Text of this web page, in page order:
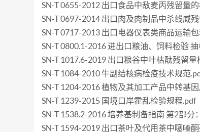
SN-T 0655-2012 出口食品中敌麦丙残留量
SN-T 0697-2014 出口肉及肉制品中杀线威
SN-T 0717-2013 出口电器仪表类商品运输
SN-T 0800.1-2016 进出口粮油、饲料检验
SN-T 1017.6-2019 出口粮谷中叶枯酞残留量
SN-T 1084-2010 牛副结核病检疫技术规范
SN-T 1204-2016 植物及其加工产品中转基
SN-T 1239-2015 国境口岸霍乱检验规程.pdf
SN-T 1538.2-2016 培养基制备指南 第2部
SN-T 1594-2019 出口茶叶及代用茶中噻嗪